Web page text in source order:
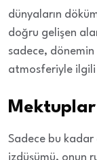
dünyaların
doğru gelişen
sadece,
atmosferiyle ilgili
Sadece bu kadar